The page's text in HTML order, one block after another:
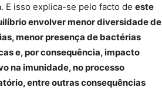
E isso explica-se pelo facto de este
envolver menor diversidade de
menor presença de bactérias
e, por consequência, impacto
na imunidade, no processo
entre outras consequências